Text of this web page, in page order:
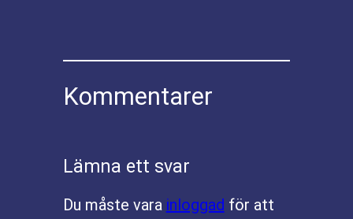
Kommentarer
Lämna ett svar
Du måste vara inloggad för att